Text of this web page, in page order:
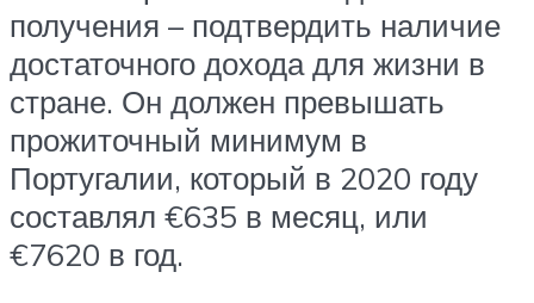
получения – подтвердить наличие
достаточного дохода для жизни в
стране. Он должен превышать
прожиточный минимум в
Португалии, который в 2020 году
составлял €635 в месяц, или
€7620 в год.